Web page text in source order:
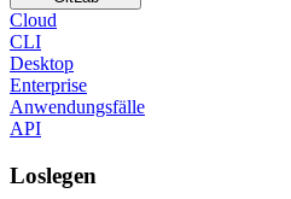
Cloud
CLI
Desktop
Enterprise
Anwendungsfälle
API
Loslegen